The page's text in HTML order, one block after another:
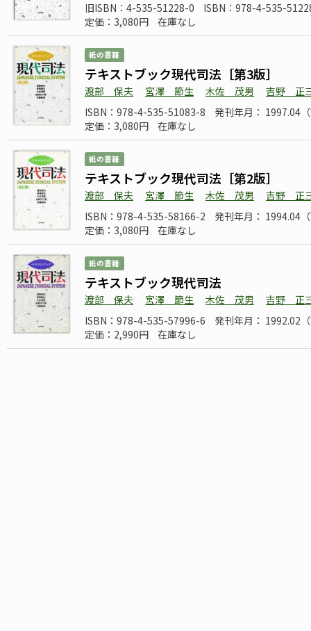
旧ISBN：4-535-51228-0
ISBN：978-4-535-
定価：3,080円
在庫なし
紙の書籍
テキストブック現代司法［第3版］
渡部 保夫 宮澤 節生 木佐 茂男
吉野 正
ISBN：978-4-535-51083-8
発刊年月： 1997.04
定価：3,080円
在庫なし
紙の書籍
テキストブック現代司法［第2版］
渡部 保夫 宮澤 節生 木佐 茂男
吉野 正
ISBN：978-4-535-58166-2
発刊年月： 1994.04
定価：3,080円
在庫なし
紙の書籍
テキストブック現代司法
渡部 保夫 宮澤 節生 木佐 茂男
吉野 正
ISBN：978-4-535-57996-6
発刊年月： 1992.02
定価：2,990円
在庫なし